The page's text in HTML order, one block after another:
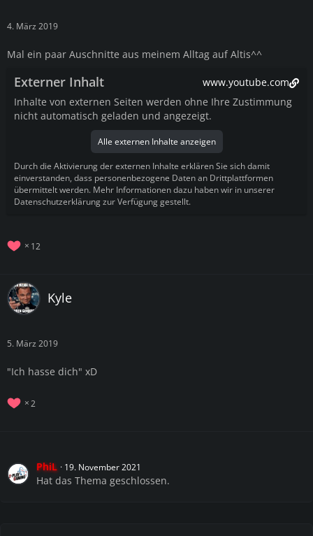
4. März 2019
Mal ein paar Auschnitte aus meinem Alltag auf Altis^^
Externer Inhalt
www.youtube.com
Inhalte von externen Seiten werden ohne Ihre Zustimmung
nicht automatisch geladen und angezeigt.
Alle externen Inhalte anzeigen
Durch die Aktivierung der externen Inhalte erklären Sie sich damit
einverstanden, dass personenbezogene Daten an Drittplattformen
übermittelt werden. Mehr Informationen dazu haben wir in unserer
Datenschutzerklärung zur Verfügung gestellt.
12
Kyle
5. März 2019
"Ich hasse dich" xD
2
PhiL 19. November 2021
Hat das Thema geschlossen.